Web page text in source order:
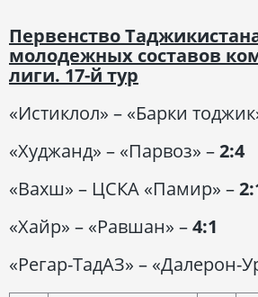
Первенство
молодежных составов
лиги. 17-й тур
«Истиклол» – «Барки
«Худжанд» – «Парвоз» –2:4
«Вахш» – ЦСКА «Памир» –
«Хайр» – «Равшан» –4:1
«Регар-ТадАЗ» – «Далерон-